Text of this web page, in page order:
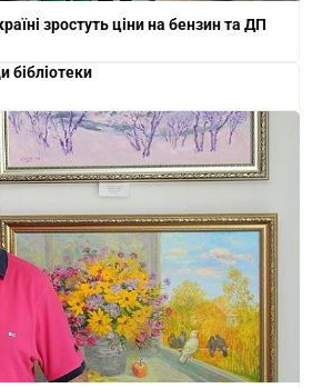
зростуть ціни на бензин та ДП
бібліотеки